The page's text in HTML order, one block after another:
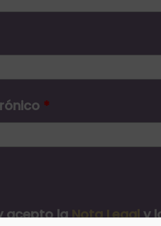
*
acepto laNota Legaly